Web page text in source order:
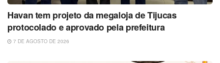
Havan tem projeto da megaloja de Tijucas
protocolado e aprovado pela prefeitura
7 DE AGOSTO DE 2026